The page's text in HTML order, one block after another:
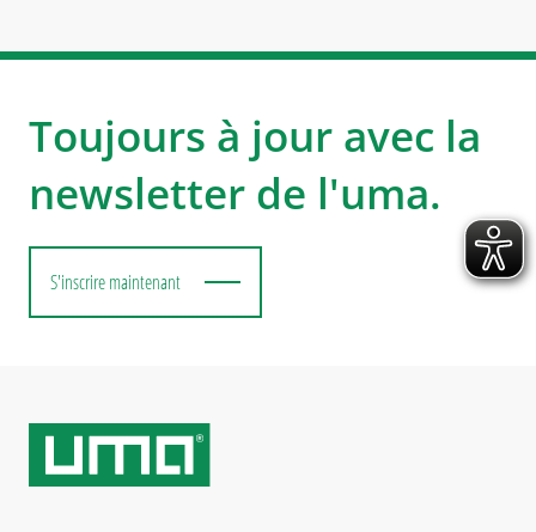
Toujours à jour avec la
newsletter de l'uma.
S'inscrire maintenant